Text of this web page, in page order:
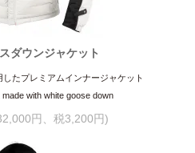
ダウンジャケット
たプレミアムインナージャケット
with white goose down
円、税3,200円)